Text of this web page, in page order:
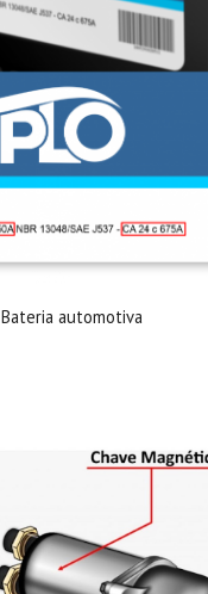
Bateria automotiva